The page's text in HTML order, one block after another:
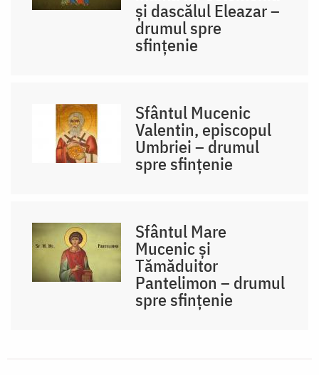
și dascălul Eleazar –
drumul spre
sfințenie
Sfântul Mucenic
Valentin, episcopul
Umbriei – drumul
spre sfințenie
Sfântul Mare
Mucenic și
Tămăduitor
Pantelimon – drumul
spre sfințenie